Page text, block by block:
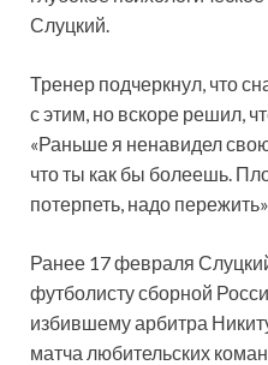
Слуцкий.
Тренер подчеркнул, что
с этим, но вскоре решил,
«Раньше я ненавидел
что ты как бы болеешь.
потерпеть, надо
Ранее 17 февраля
футболисту сборной
избившему арбитра
матча любительских